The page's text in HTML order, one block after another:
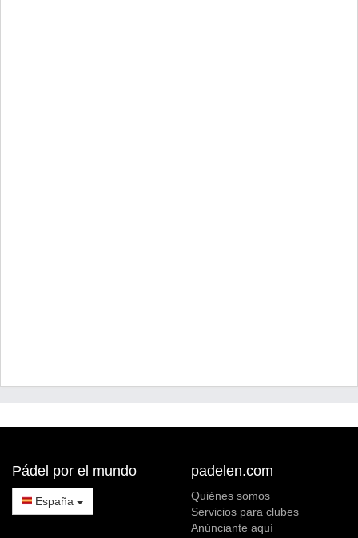
Pádel por el mundo
España
padelen.com
Quiénes somos
Servicios para clubes
Anúnciante aquí